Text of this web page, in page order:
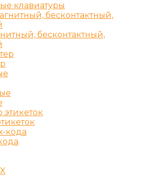
клавиатуры
бесконтактный,